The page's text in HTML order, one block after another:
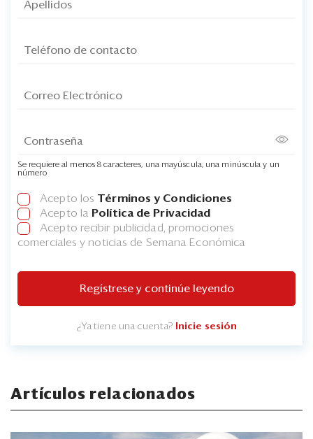
Se requiere al menos 8 caracteres, una mayúscula, una minúscula y un
número
Acepto los Términos y Condiciones
Acepto la Política de Privacidad
Acepto recibir publicidad, promociones
comerciales y noticias de Semana Económica
Regístrese y continúe leyendo
¿Ya tiene una cuenta? Inicie sesión
Artículos relacionados